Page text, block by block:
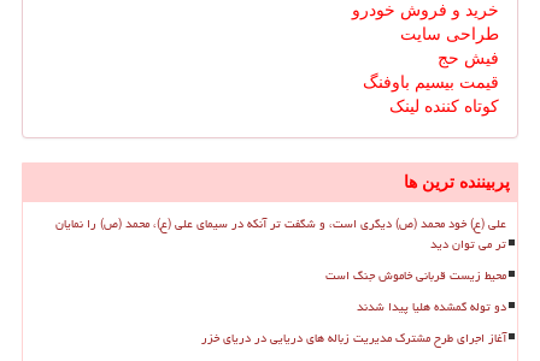
خرید و فروش خودرو
طراحی سایت
فیش حج
قیمت بیسیم باوفنگ
کوتاه کننده لینک
پربیننده ترین ها
علی (ع) خود محمد (ص) دیگری است، و شگفت تر آنکه در سیمای علی (ع)، محمد (ص) را نمایان
تر می توان دید
محیط زیست قربانی خاموش جنگ است
دو توله گمشده هلیا پیدا شدند
آغاز اجرای طرح مشترک مدیریت زباله های دریایی در دریای خزر